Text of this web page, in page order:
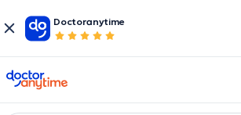
Doctoranytime
doctoranytime